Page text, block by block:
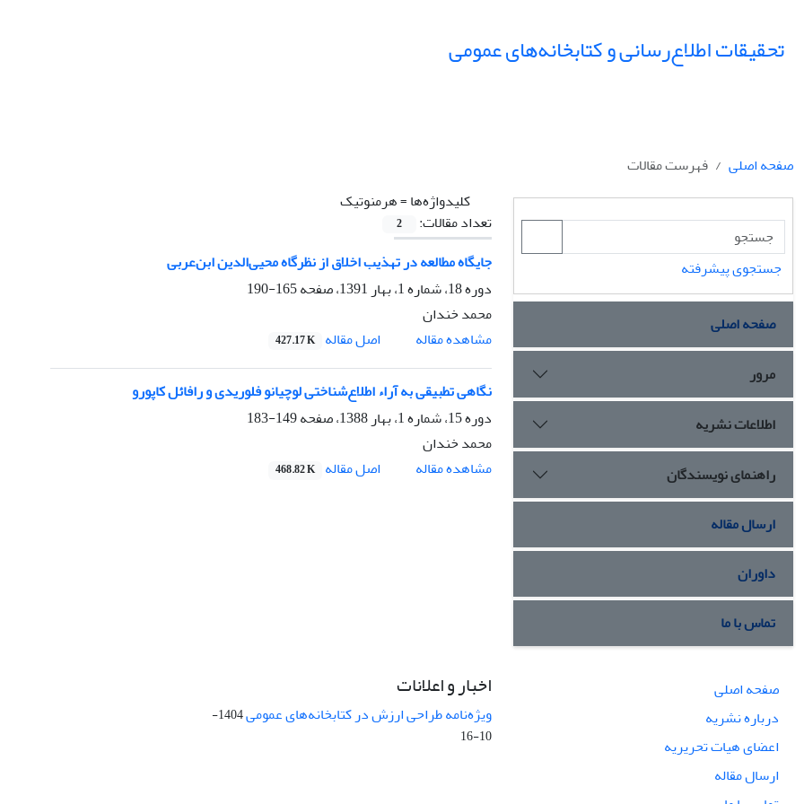
تحقیقات اطلاع‌رسانی و کتابخانه‌های عمومی
صفحه اصلی
فهرست مقالات
کلیدواژه‌ها =هرمنوتیک
تعداد مقالات:
2
جایگاه مطالعه در تهذیب اخلاق از نظرگاه محیی‌الدین ابن‌عربی
دوره 18، شماره 1، بهار 1391، صفحه
165-190
محمد خندان
مشاهده مقاله
اصل مقاله 427.17 K
نگاهی تطبیقی به آراء اطلاع‌شناختی لوچیانو فلوریدی و رافائل کاپورو
دوره 15، شماره 1، بهار 1388، صفحه
149-183
محمد خندان
مشاهده مقاله
اصل مقاله 468.82 K
جستجوی پیشرفته
صفحه اصلی
مرور
اطلاعات نشریه
راهنمای نویسندگان
ارسال مقاله
داوران
تماس با ما
صفحه اصلی
درباره نشریه
اعضای هیات تحریریه
ارسال مقاله
اخبار و اعلانات
ویژه‌نامه طراحی ارزش در کتابخانه‌های عمومی
1404-
10-16